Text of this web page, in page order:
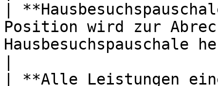
|
Position wird zur
Hausbesuchspauschale
| **Alle Leistungen